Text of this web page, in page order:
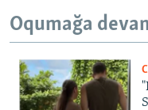
Oqumağa